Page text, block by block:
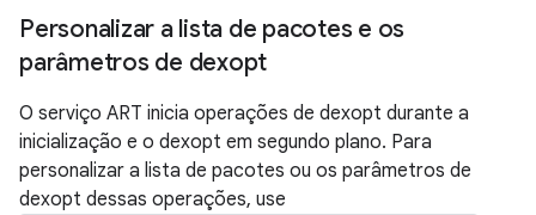
Personalizar a lista de pacotes e os
parâmetros de dexopt
O serviço ART inicia operações de dexopt durante a
inicialização e o dexopt em segundo plano. Para
personalizar a lista de pacotes ou os parâmetros de
dexopt dessas operações, use